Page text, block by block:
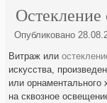
Опубликовано
Витраж или
искусства,
или орнаментального
на сквозное